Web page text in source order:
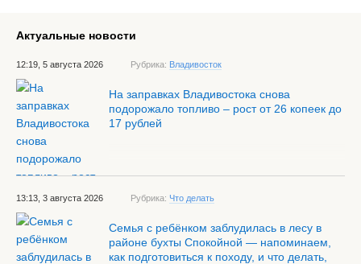
Актуальные новости
12:19, 5 августа 2026 Рубрика: Владивосток
На заправках Владивостока снова
подорожало топливо – рост от 26 копеек до
17 рублей
13:13, 3 августа 2026 Рубрика: Что делать
Семья с ребёнком заблудилась в лесу в
районе бухты Спокойной — напоминаем,
как подготовиться к походу, и что делать,